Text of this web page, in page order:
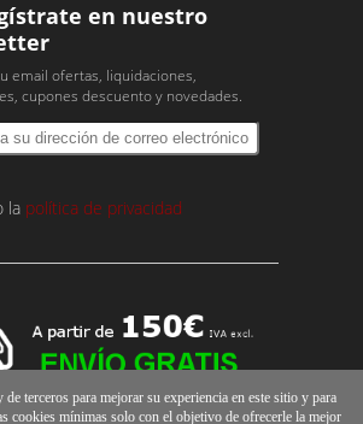
en nuestro
email ofertas, liquidaciones,
cupones descuento y novedades.
la política de privacidad
terceros para mejorar su experiencia en este sitio y para
cookies mínimas solo con el objetivo de ofrecerle la mejor